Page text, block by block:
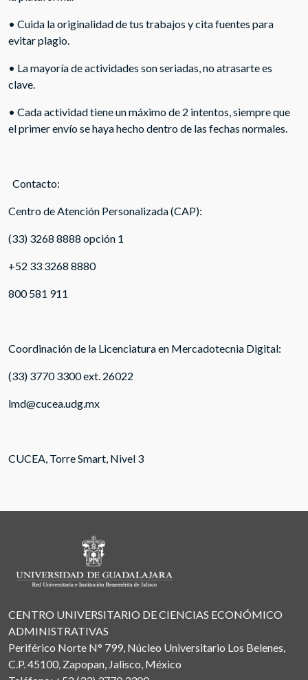
• Cuida la originalidad de tus trabajos y cita fuentes para
evitar plagio.
• La mayoría de actividades son seriadas, no atrasarte es
clave.
• Cada actividad tiene un máximo de 2 intentos, siempre que
el primer envío se haya hecho dentro de las fechas normales.
Contacto:
Centro de Atención Personalizada (CAP):
(33) 3268 8888 opción 1
+52 33 3268 8880
800 581 911
Coordinación de la Licenciatura en Mercadotecnia Digital:
(33) 3770 3300 ext. 26022
lmd@cucea.udg.mx
CUCEA, Torre Smart, Nivel 3
CENTRO UNIVERSITARIO DE CIENCIAS ECONÓMICO
ADMINISTRATIVAS
Periférico Norte N° 799, Núcleo Universitario Los Belenes,
C.P. 45100, Zapopan, Jalisco, México